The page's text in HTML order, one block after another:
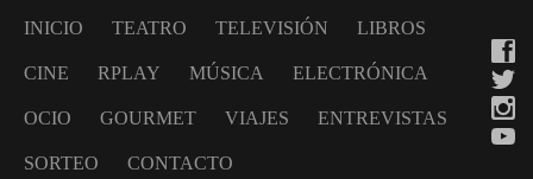
INICIO TEATRO TELEVISIÓN LIBROS
CINE RPLAY MÚSICA ELECTRÓNICA
OCIO GOURMET VIAJES ENTREVISTAS
SORTEO CONTACTO